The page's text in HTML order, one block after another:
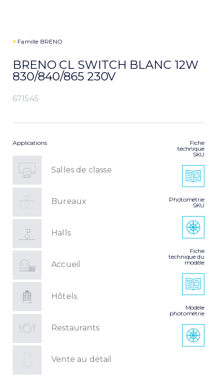
> Famille BRENO
BRENO CL SWITCH BLANC 12W
830/840/865 230V
671545
Applications
Salles de classe
Bureaux
Halls
Accueil
Hôtels
Restaurants
Vente au détail
Fiche
technique
SKU
Photométrie
SKU
Fiche
technique du
modèle
Modèle
photométrie